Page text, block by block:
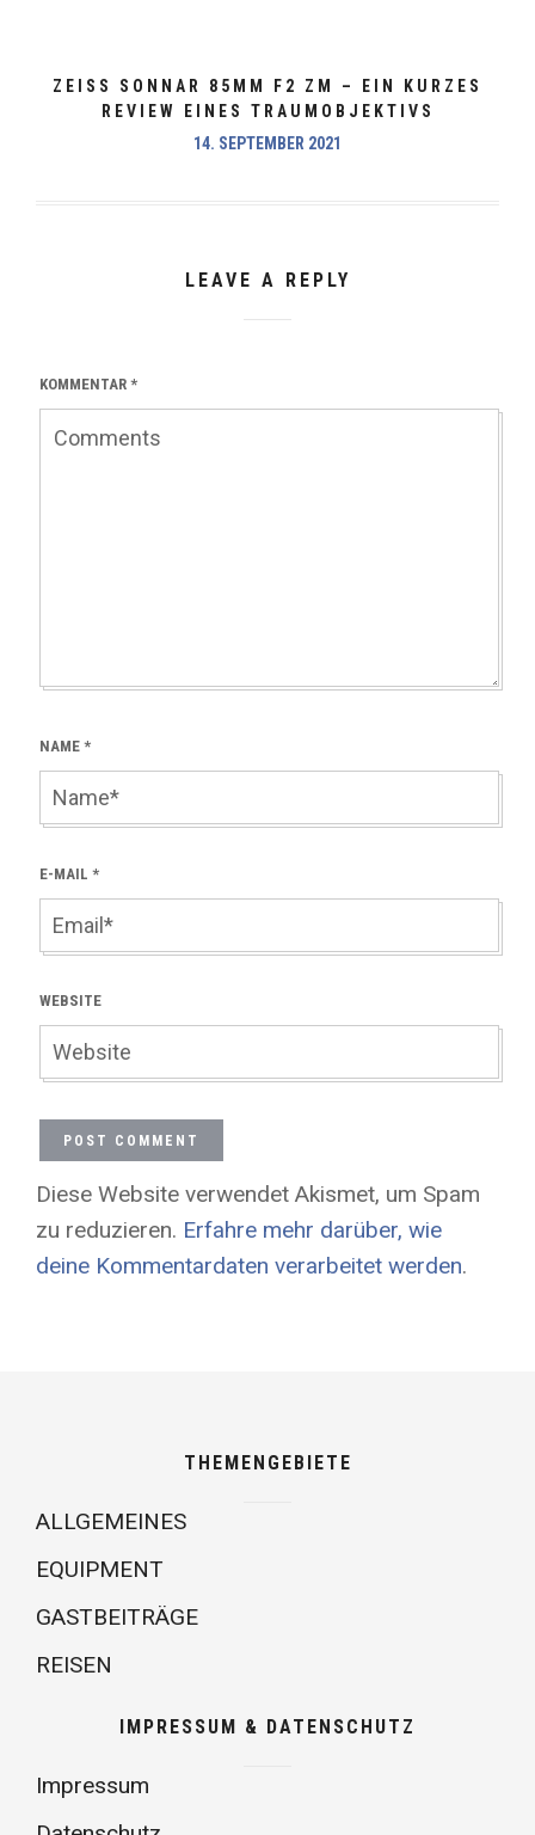
ZEISS SONNAR 85MM F2 ZM – EIN KURZES
REVIEW EINES TRAUMOBJEKTIVS
14. SEPTEMBER 2021
LEAVE A REPLY
KOMMENTAR *
NAME *
E-MAIL *
WEBSITE
Diese Website verwendet Akismet, um Spam
zu reduzieren. Erfahre mehr darüber, wie
deine Kommentardaten verarbeitet werden.
THEMENGEBIETE
ALLGEMEINES
EQUIPMENT
GASTBEITRÄGE
REISEN
IMPRESSUM & DATENSCHUTZ
Impressum